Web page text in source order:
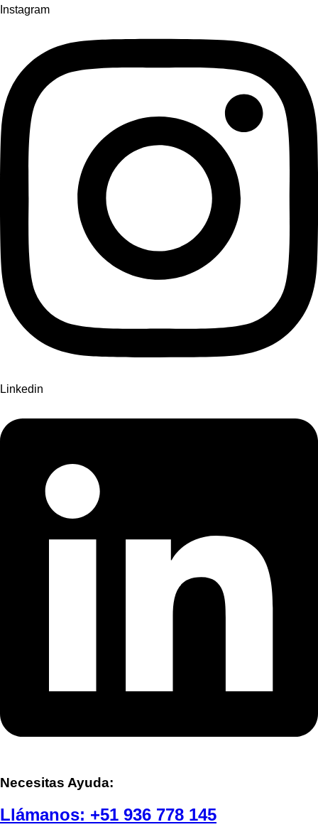
Instagram
Linkedin
Necesitas Ayuda:
Llámanos: +51 936 778 145